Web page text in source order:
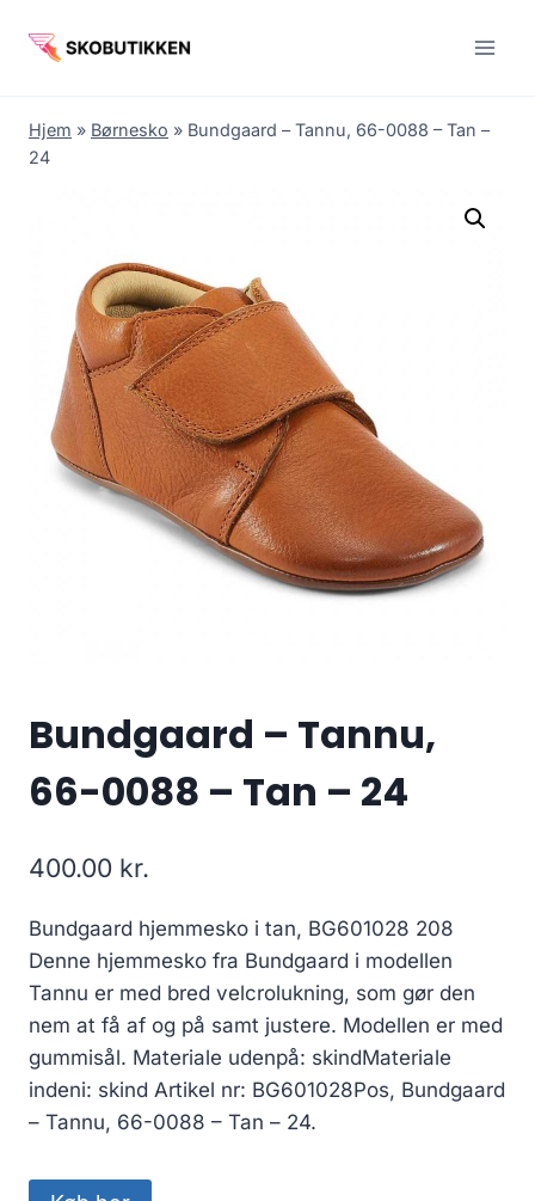
Hjem » Børnesko » Bundgaard – Tannu, 66-0088 – Tan –
24
Bundgaard – Tannu,
66-0088 – Tan – 24
400.00 kr.
Bundgaard hjemmesko i tan, BG601028 208
Denne hjemmesko fra Bundgaard i modellen
Tannu er med bred velcrolukning, som gør den
nem at få af og på samt justere. Modellen er med
gummisål. Materiale udenpå: skindMateriale
indeni: skind Artikel nr: BG601028Pos, Bundgaard
– Tannu, 66-0088 – Tan – 24.